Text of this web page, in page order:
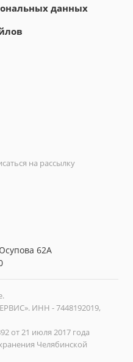
данных
на рассылку
62А
ИНН - 7448192019,
от 21 июля 2017 года
Челябинской